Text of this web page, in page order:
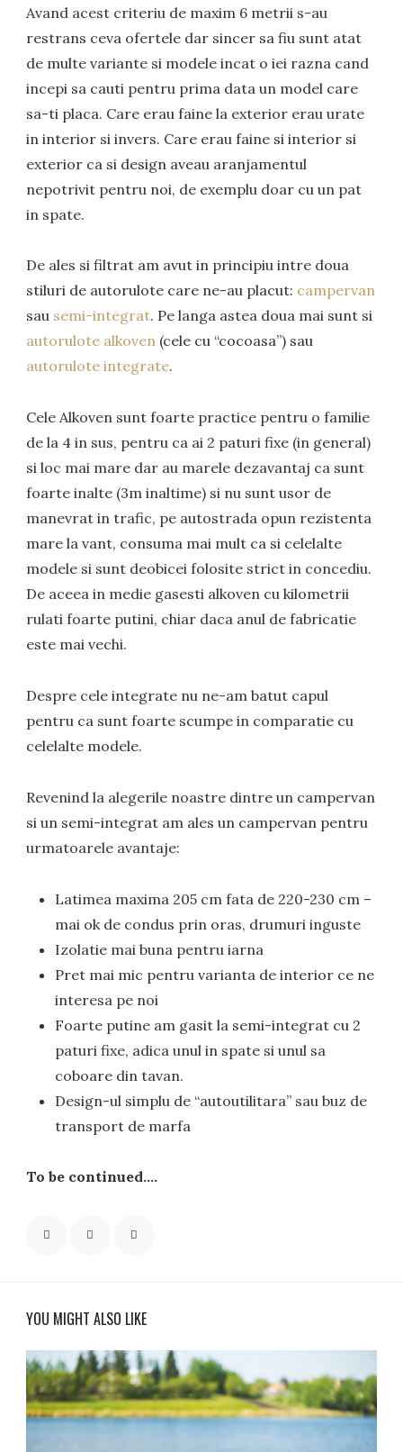
Avand acest criteriu de maxim 6 metrii s-au
restrans ceva ofertele dar sincer sa fiu sunt atat
de multe variante si modele incat o iei razna cand
incepi sa cauti pentru prima data un model care
sa-ti placa. Care erau faine la exterior erau urate
in interior si invers. Care erau faine si interior si
exterior ca si design aveau aranjamentul
nepotrivit pentru noi, de exemplu doar cu un pat
in spate.
De ales si filtrat am avut in principiu intre doua
stiluri de autorulote care ne-au placut: campervan
sau semi-integrat. Pe langa astea doua mai sunt si
autorulote alkoven (cele cu “cocoasa”) sau
autorulote integrate.
Cele Alkoven sunt foarte practice pentru o familie
de la 4 in sus, pentru ca ai 2 paturi fixe (in general)
si loc mai mare dar au marele dezavantaj ca sunt
foarte inalte (3m inaltime) si nu sunt usor de
manevrat in trafic, pe autostrada opun rezistenta
mare la vant, consuma mai mult ca si celelalte
modele si sunt deobicei folosite strict in concediu.
De aceea in medie gasesti alkoven cu kilometrii
rulati foarte putini, chiar daca anul de fabricatie
este mai vechi.
Despre cele integrate nu ne-am batut capul
pentru ca sunt foarte scumpe in comparatie cu
celelalte modele.
Revenind la alegerile noastre dintre un campervan
si un semi-integrat am ales un campervan pentru
urmatoarele avantaje:
Latimea maxima 205 cm fata de 220-230 cm –
mai ok de condus prin oras, drumuri inguste
Izolatie mai buna pentru iarna
Pret mai mic pentru varianta de interior ce ne
interesa pe noi
Foarte putine am gasit la semi-integrat cu 2
paturi fixe, adica unul in spate si unul sa
coboare din tavan.
Design-ul simplu de “autoutilitara” sau buz de
transport de marfa
To be continued….
YOU MIGHT ALSO LIKE